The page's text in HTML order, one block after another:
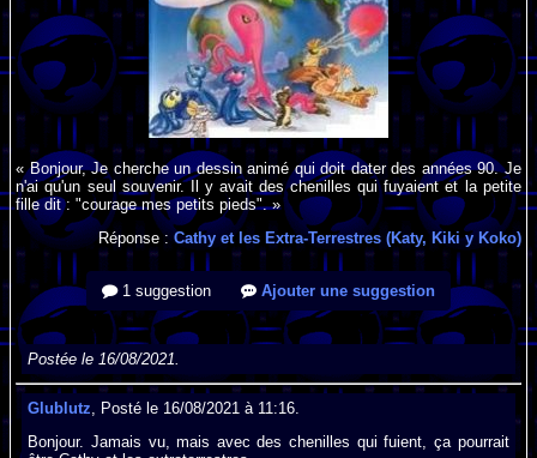
« Bonjour, Je cherche un dessin animé qui doit dater des années 90. Je
n'ai qu'un seul souvenir. Il y avait des chenilles qui fuyaient et la petite
fille dit : "courage mes petits pieds". »
Réponse :Cathy et les Extra-Terrestres (Katy, Kiki y Koko)
1 suggestion Ajouter une suggestion
Postée le 16/08/2021.
Glublutz , Posté le 16/08/2021 à 11:16.
Bonjour. Jamais vu, mais avec des chenilles qui fuient, ça pourrait